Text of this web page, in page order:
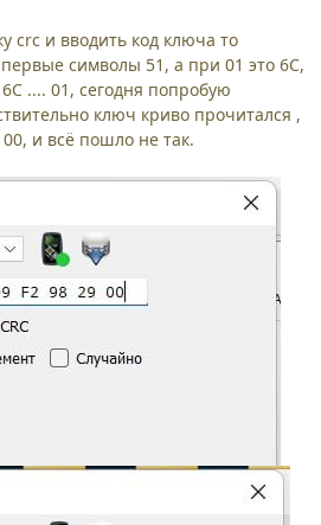
crc и вводить код ключа то
символы 51, а при 01 это 6С,
.... 01, сегодня попробую
ключ криво прочитался ,
и всё пошло не так.